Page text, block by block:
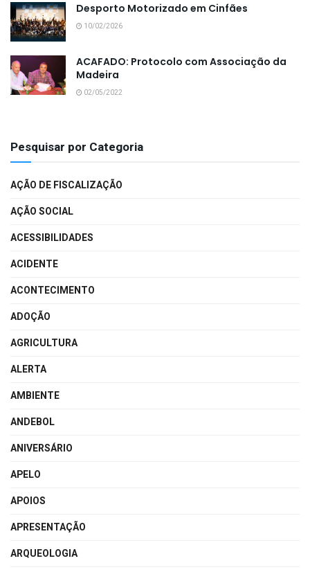
Desporto Motorizado em Cinfães
10/02/2026
ACAFADO: Protocolo com Associação da
Madeira
02/05/2022
Pesquisar por Categoria
AÇÃO DE FISCALIZAÇÃO
AÇÃO SOCIAL
ACESSIBILIDADES
ACIDENTE
ACONTECIMENTO
ADOÇÃO
AGRICULTURA
ALERTA
AMBIENTE
ANDEBOL
ANIVERSÁRIO
APELO
APOIOS
APRESENTAÇÃO
ARQUEOLOGIA